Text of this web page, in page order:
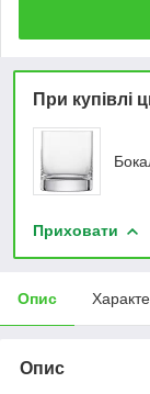
При купівлі
Приховати
Опис
Опис